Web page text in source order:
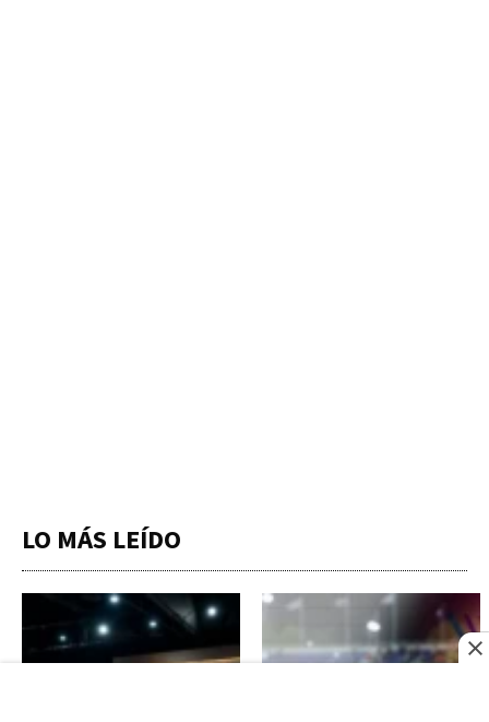
LO MÁS LEÍDO